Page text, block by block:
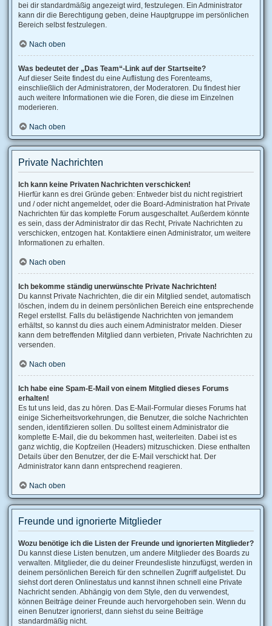
bei dir standardmäßig angezeigt wird, festzulegen. Ein Administrator
kann dir die Berechtigung geben, deine Hauptgruppe im persönlichen
Bereich selbst festzulegen.
Nach oben
Was bedeutet der „Das Team“-Link auf der Startseite?
Auf dieser Seite findest du eine Auflistung des Forenteams,
einschließlich der Administratoren, der Moderatoren. Du findest hier
auch weitere Informationen wie die Foren, die diese im Einzelnen
moderieren.
Nach oben
Private Nachrichten
Ich kann keine Privaten Nachrichten verschicken!
Hierfür kann es drei Gründe geben: Entweder bist du nicht registriert
und / oder nicht angemeldet, oder die Board-Administration hat Private
Nachrichten für das komplette Forum ausgeschaltet. Außerdem könnte
es sein, dass der Administrator dir das Recht, Private Nachrichten zu
verschicken, entzogen hat. Kontaktiere einen Administrator, um weitere
Informationen zu erhalten.
Nach oben
Ich bekomme ständig unerwünschte Private Nachrichten!
Du kannst Private Nachrichten, die dir ein Mitglied sendet, automatisch
löschen, indem du in deinem persönlichen Bereich eine entsprechende
Regel erstellst. Falls du belästigende Nachrichten von jemandem
erhältst, so kannst du dies auch einem Administrator melden. Dieser
kann dem betreffenden Mitglied dann verbieten, Private Nachrichten zu
versenden.
Nach oben
Ich habe eine Spam-E-Mail von einem Mitglied dieses Forums
erhalten!
Es tut uns leid, das zu hören. Das E-Mail-Formular dieses Forums hat
einige Sicherheitsvorkehrungen, die Benutzer, die solche Nachrichten
senden, identifizieren sollen. Du solltest einem Administrator die
komplette E-Mail, die du bekommen hast, weiterleiten. Dabei ist es
ganz wichtig, die Kopfzeilen (Headers) mitzuschicken. Diese enthalten
Details über den Benutzer, der die E-Mail verschickt hat. Der
Administrator kann dann entsprechend reagieren.
Nach oben
Freunde und ignorierte Mitglieder
Wozu benötige ich die Listen der Freunde und ignorierten Mitglieder?
Du kannst diese Listen benutzen, um andere Mitglieder des Boards zu
verwalten. Mitglieder, die du deiner Freundesliste hinzufügst, werden in
deinem persönlichen Bereich für den schnellen Zugriff aufgelistet. Du
siehst dort deren Onlinestatus und kannst ihnen schnell eine Private
Nachricht senden. Abhängig von dem Style, den du verwendest,
können Beiträge deiner Freunde auch hervorgehoben sein. Wenn du
einen Benutzer ignorierst, dann siehst du seine Beiträge
standardmäßig nicht.